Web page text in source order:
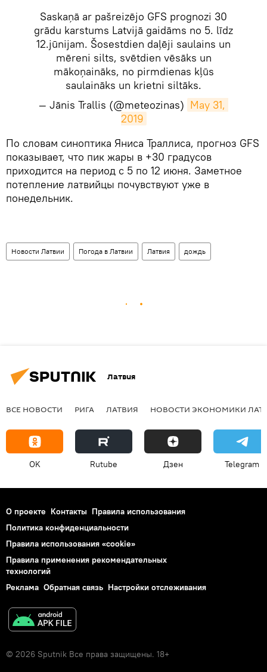
Saskaņā ar pašreizējo GFS prognozi 30
grādu karstums Latvijā gaidāms no 5. līdz
12.jūnijam. Šosestdien daļēji saulains un
mēreni silts, svētdien vēsāks un
mākoņaināks, no pirmdienas kļūs
saulaināks un krietni siltāks.
— Jānis Trallis (@meteozinas) May 31,
2019
​По словам синоптика Яниса Траллиса, прогноз GFS
показывает, что пик жары в +30 градусов
приходится на период с 5 по 12 июня. Заметное
потепление латвийцы почувствуют уже в
понедельник.
Новости Латвии Погода в Латвии Латвия дождь
Латвия
ВСЕ НОВОСТИ РИГА ЛАТВИЯ НОВОСТИ ЭКОНОМИКИ
OK Rutube Дзен Telegram
О проекте Контакты Правила использования
Политика конфиденциальности
Правила использования «cookie»
Правила применения рекомендательных
технологий
Реклама Обратная связь Настройки отслеживания
© 2026 Sputnik Все права защищены. 18+